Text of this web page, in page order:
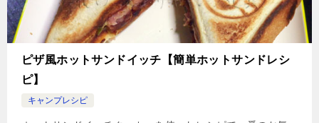
ピザ風ホットサンドイッチ【簡単ホットサンドレシ
ピ】
キャンプレシピ